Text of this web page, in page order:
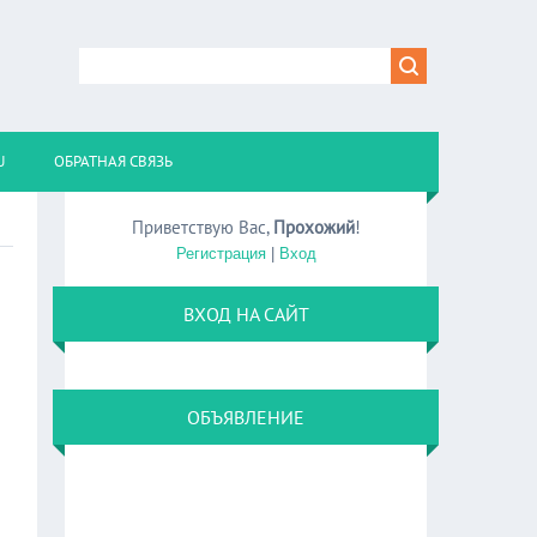
ОБРАТНАЯ СВЯЗЬ
Приветствую Вас, Прохожий!
Регистрация| Вход
ВХОД НА САЙТ
ОБЪЯВЛЕНИЕ